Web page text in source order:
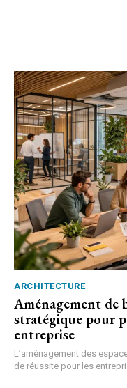
ARCHITECTURE
Aménagement de
stratégique pour
entreprise
L’aménagement des
de réussite pour les